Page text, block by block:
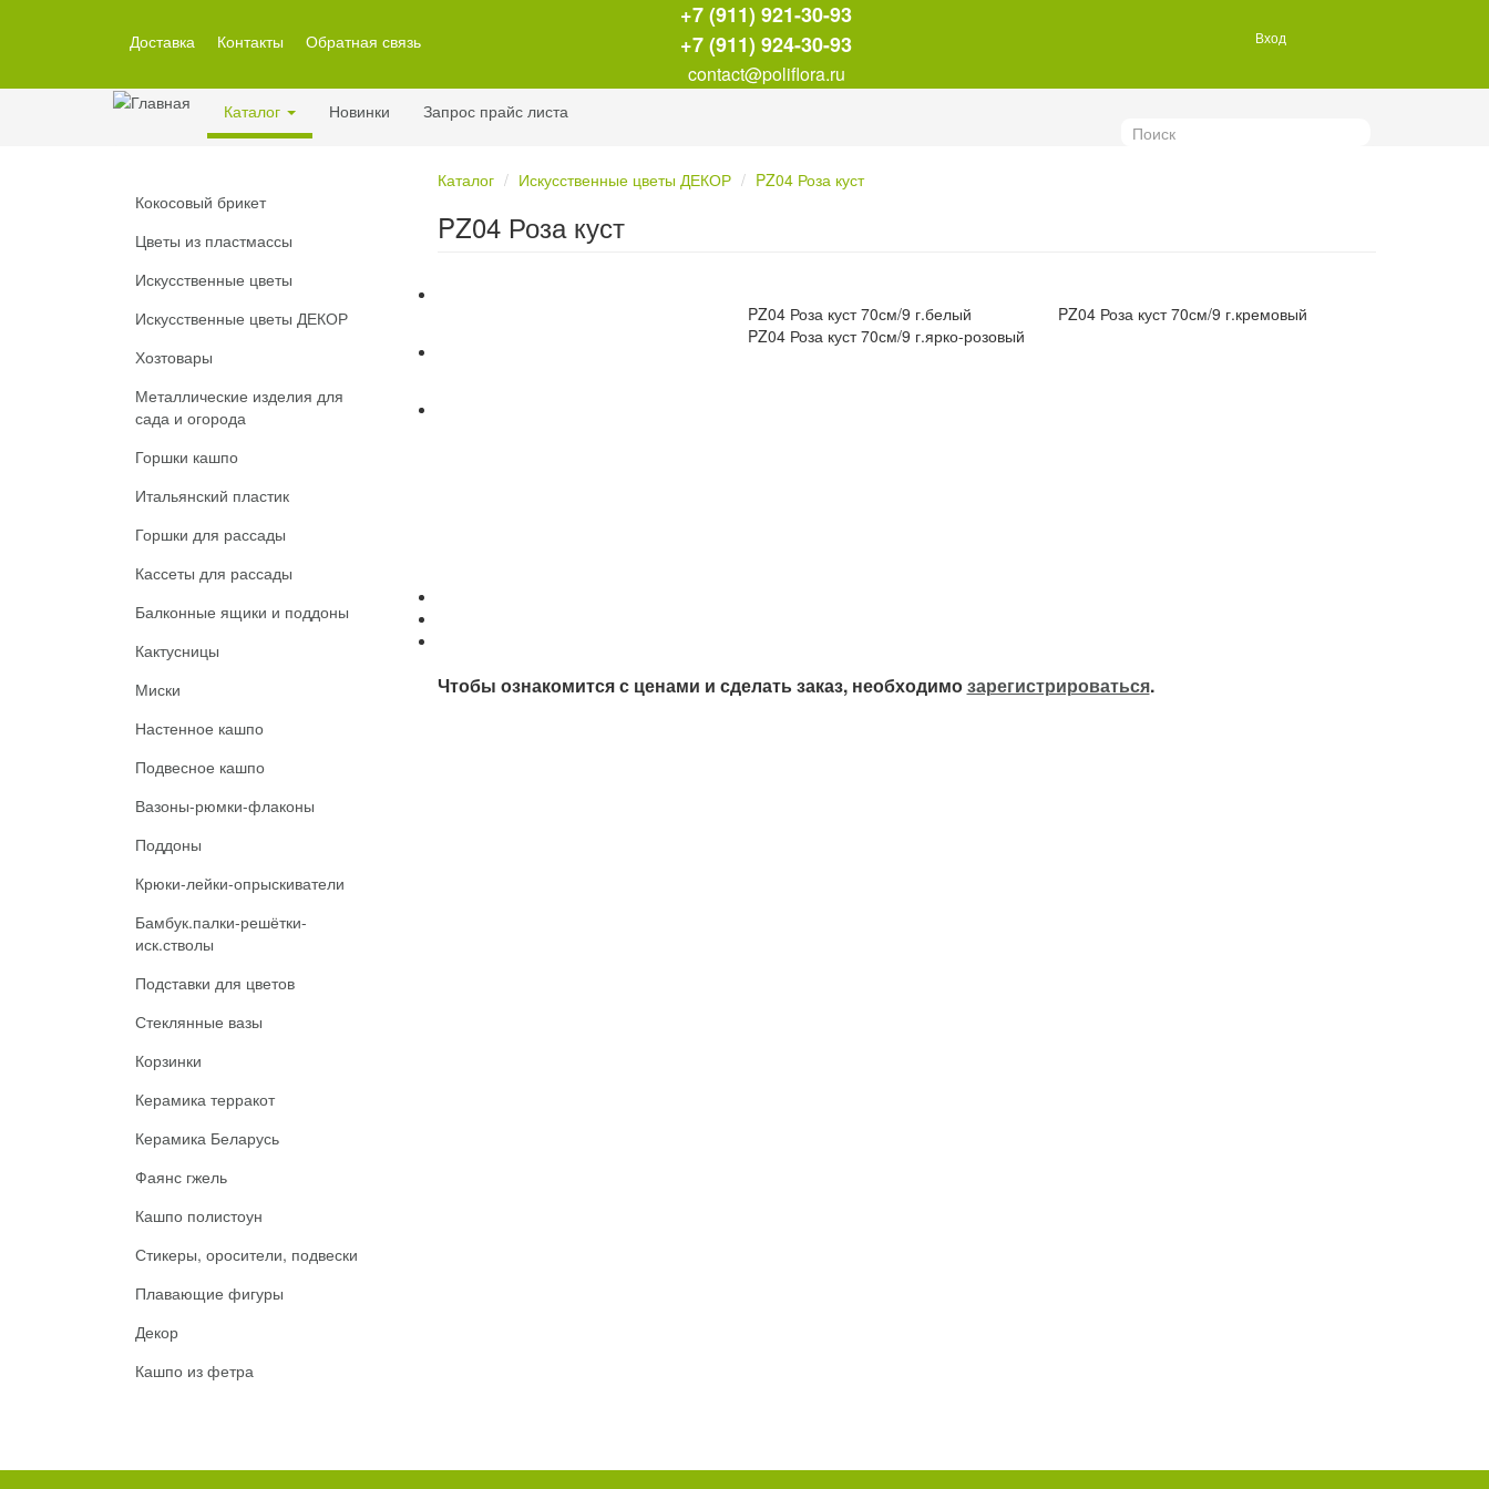
Доставка Контакты Обратная связь
+7 (911) 921-30-93
+7 (911) 924-30-93
contact@poliflora.ru
Вход
Каталог Новинки Запрос прайс листа
Кокосовый брикет
Цветы из пластмассы
Искусственные цветы
Искусственные цветы ДЕКОР
Хозтовары
Металлические изделия для
сада и огорода
Горшки кашпо
Итальянский пластик
Горшки для рассады
Кассеты для рассады
Балконные ящики и поддоны
Кактусницы
Миски
Настенное кашпо
Подвесное кашпо
Вазоны-рюмки-флаконы
Поддоны
Крюки-лейки-опрыскиватели
Бамбук.палки-решётки-
иск.стволы
Подставки для цветов
Стеклянные вазы
Корзинки
Керамика терракот
Керамика Беларусь
Фаянс гжель
Кашпо полистоун
Стикеры, оросители, подвески
Плавающие фигуры
Декор
Кашпо из фетра
Каталог Искусственные цветы ДЕКОР PZ04 Роза куст
PZ04 Роза куст
PZ04 Роза куст 70см/9 г.белый
PZ04 Роза куст 70см/9 г.кремовый
PZ04 Роза куст 70см/9 г.ярко-розовый
Чтобы ознакомится с ценами и сделать заказ, необходимозарегистрироваться.